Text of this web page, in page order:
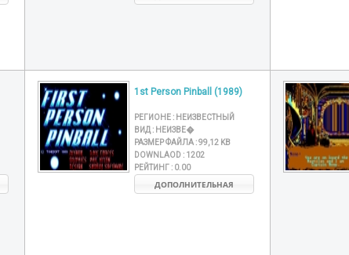
1st Person Pinball (1989)
РЕГИОНЕ : НЕИЗВЕСТНЫЙ
ВИД : НЕИЗВЕ�
РАЗМЕР ФАЙЛА :99,12 KB
DOWNLAOD : 1202
РЕЙТИНГ : 0.00
ДОПОЛНИТЕЛЬНАЯ